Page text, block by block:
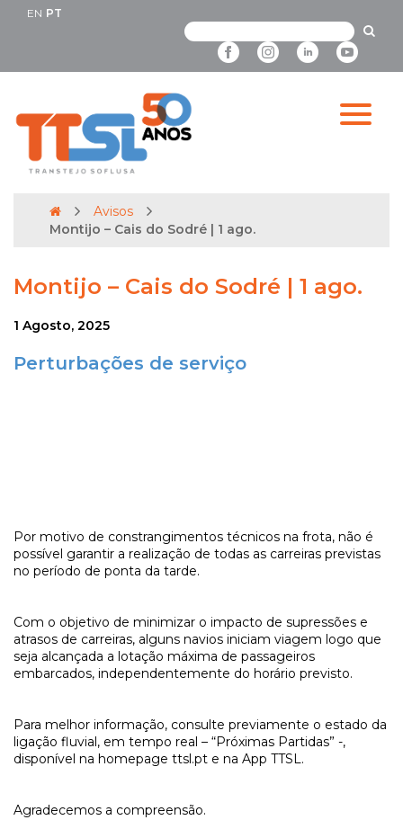
EN PT
Avisos
Montijo – Cais do Sodré | 1 ago.
Montijo – Cais do Sodré | 1 ago.
1 Agosto, 2025
Perturbações de serviço
Por motivo de constrangimentos técnicos na frota, não é
possível garantir a realização de todas as carreiras previstas
no período de ponta da tarde.
Com o objetivo de minimizar o impacto de supressões e
atrasos de carreiras, alguns navios iniciam viagem logo que
seja alcançada a lotação máxima de passageiros
embarcados, independentemente do horário previsto.
Para melhor informação, consulte previamente o estado da
ligação fluvial, em tempo real – “Próximas Partidas” -,
disponível na homepage ttsl.pt e na App TTSL.
Agradecemos a compreensão.